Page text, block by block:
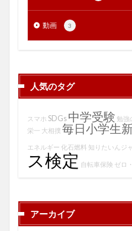
動画 3
人気のタグ
スマホ SDGs 中学受験 勉強
栄一 大相撲 毎日小学生
エネルギー 化石燃料 知りたいんジ
ス検定 自転車保険 ゼロ
アーカイブ